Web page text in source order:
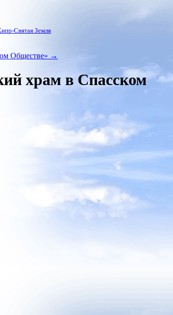
Святая Земля
Обществе» →
храм в Спасском